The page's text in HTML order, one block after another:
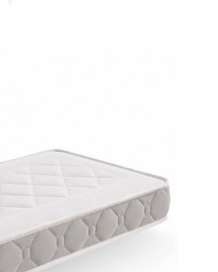
Guarda mi nombre, correo
vez que comente.